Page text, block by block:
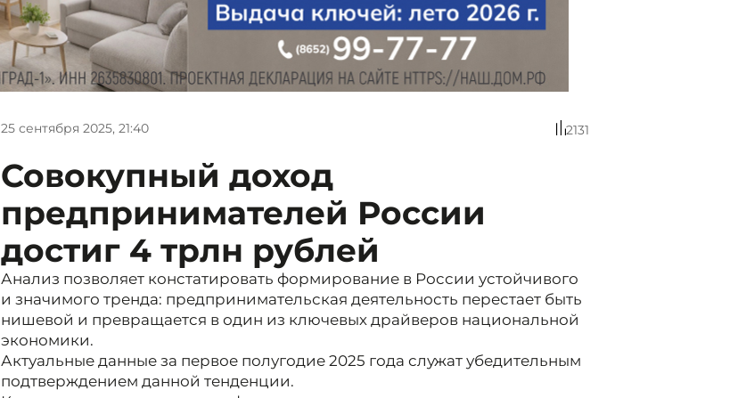
25 сентября 2025, 21:40 2131
Совокупный доход
предпринимателей России
достиг 4 трлн рублей
Анализ позволяет констатировать формирование в России устойчивого
и значимого тренда: предпринимательская деятельность перестает быть
нишевой и превращается в один из ключевых драйверов национальной
экономики.
Актуальные данные за первое полугодие 2025 года служат убедительным
подтверждением данной тенденции.